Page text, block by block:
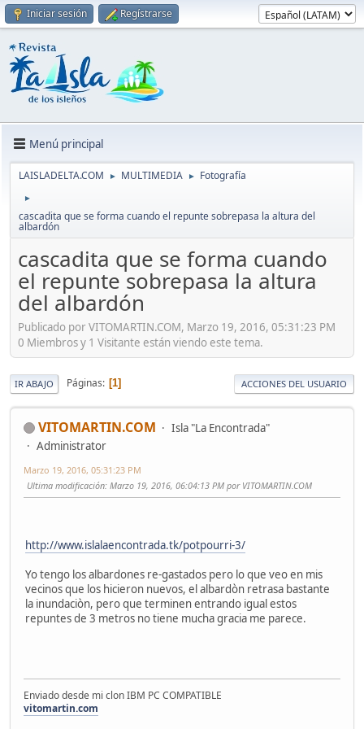
Iniciar sesión Regístrarse
Menú principal
LAISLADELTA.COM ► MULTIMEDIA ► Fotografía
►
cascadita que se forma cuando el repunte sobrepasa la altura del
albardón
cascadita que se forma cuando
el repunte sobrepasa la altura
del albardón
Publicado por VITOMARTIN.COM, Marzo 19, 2016, 05:31:23 PM
0 Miembros y 1 Visitante están viendo este tema.
IR ABAJO Páginas 1 ACCIONES DEL USUARIO
VITOMARTIN.COM
Isla "La Encontrada"
Administrator
Marzo 19, 2016, 05:31:23 PM
Ultima modificación: Marzo 19, 2016, 06:04:13 PM por VITOMARTIN.COM
http://www.islalaencontrada.tk/potpourri-3/
Yo tengo los albardones re-gastados pero lo que veo en mis
vecinos que los hicieron nuevos, el albardòn retrasa bastante
la inundaciòn, pero que terminen entrando igual estos
repuntes de 3 metros no tiene mucha gracia me parece.
Enviado desde mi clon IBM PC COMPATIBLE
vitomartin.com